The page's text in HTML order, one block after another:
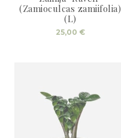
Sold
(Zamioculcas zamiifolia)
(L)
25,00 €